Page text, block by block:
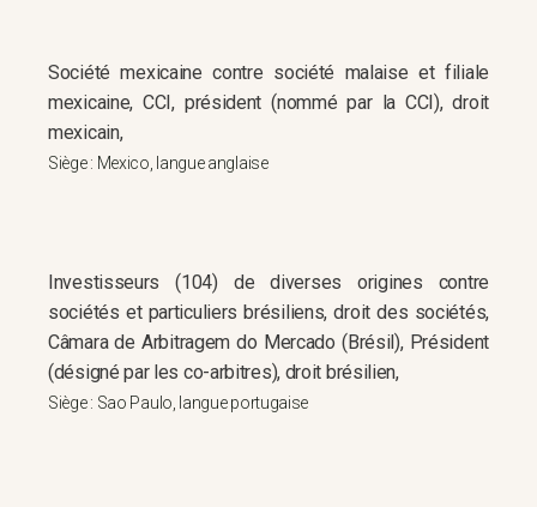
Société mexicaine contre société malaise et filiale
mexicaine, CCI, président (nommé par la CCI), droit
mexicain,
Siège : Mexico, langue anglaise
Investisseurs (104) de diverses origines contre
sociétés et particuliers brésiliens, droit des sociétés,
Câmara de Arbitragem do Mercado (Brésil), Président
(désigné par les co-arbitres), droit brésilien,
Siège : Sao Paulo, langue portugaise